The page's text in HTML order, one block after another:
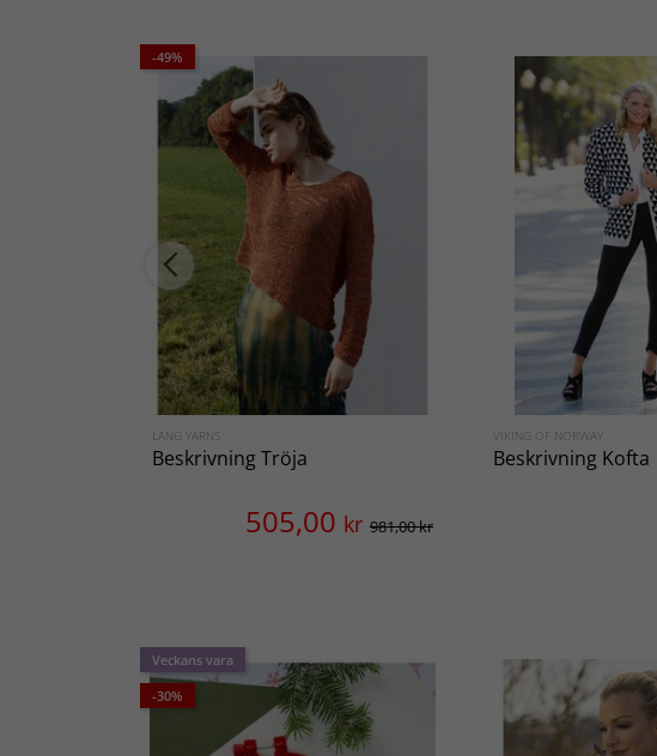
-49%
LANG YARNS
Beskrivning Tröja
505,00 kr 981,00 kr
VIKING OF NORWAY
Beskrivning Kofta
Veckans vara
-30%